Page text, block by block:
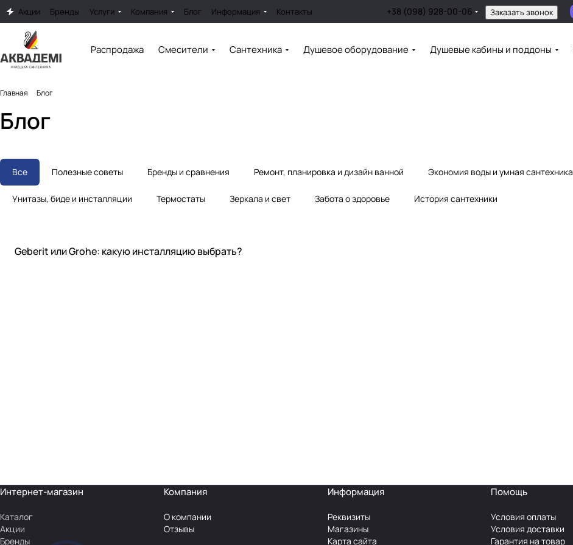
Акции Бренды Услуги Компания Блог Информация Контакты +38 (098) 928-00-06 Заказать звонок
Распродажа Смесители Сантехника Душевое оборудование Душевые кабины и поддоны
Главная Блог
Блог
Все Полезные советы Бренды и сравнения Ремонт, планировка и дизайн ванной Экономия воды и умная сантехника
Унитазы, биде и инсталляции Термостаты Зеркала и свет Забота о здоровье История сантехники
Бренды и сравнения
Geberit или Grohe: какую инсталляцию выбрать?
Интернет-магазин
Каталог
Акции
Бренды
Компания
О компании
Отзывы
Информация
Реквизиты
Магазины
Карта сайта
Помощь
Условия оплаты
Условия доставки
Гарантия на товар